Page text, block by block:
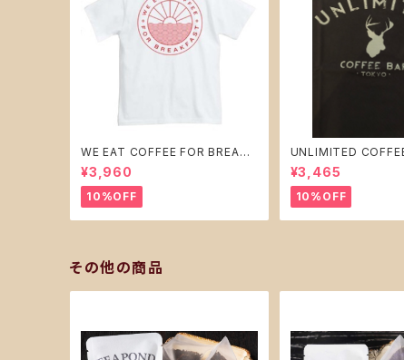
WE EAT COFFEE FOR BREAKF
AST ver.1 Tシャツ白（Mサイズ）ホ
ワイト tシャツ
¥3,960
10%OFF
UNLIMITED
ジナル Ｔシャツ 【 ブラ
Lサイズ
¥3,465
10%OFF
その他の商品